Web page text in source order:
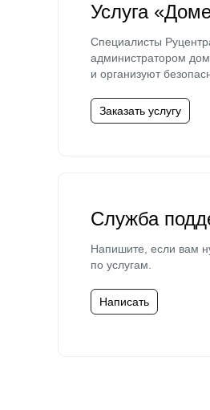
Услуга
Специалисты
администратором
и организуют
Заказать услугу
Служба
Напишите, если вам
по услугам.
Написать